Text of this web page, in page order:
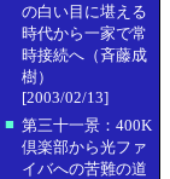
の白い目に堪える
時代から一家で常
時接続へ（斉藤成
樹）
[2003/02/13]
■ 第三十一景：400K
倶楽部から光ファ
イバへの苦難の道